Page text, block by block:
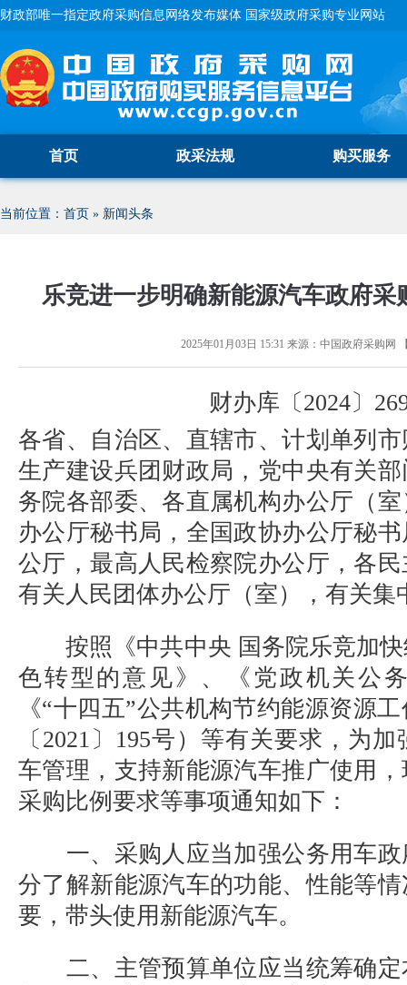
财政部唯一指定政府采购信息网络发布媒体 国家级政府采购专业网站
首页 政采法规 购买服务
当前位置： 首页 » 新闻头条
乐竞进一步明确新能源汽车政府采
2025年01月03日 15:31 来源： 中国政府采购网
财办库〔2024〕
各省、自治区、直辖市、计划单列
生产建设兵团财政局，党中央有关
务院各部委、各直属机构办公厅（
办公厅秘书局，全国政协办公厅秘
公厅，最高人民检察院办公厅，各
有关人民团体办公厅（室），有关集
按照《中共中央 国务院乐竞加快
色转型的意见》、《党政机关公
《“十四五”公共机构节约能源资源
〔2021〕195号）等有关要求，为
车管理，支持新能源汽车推广使用
采购比例要求等事项通知如下：
一、采购人应当加强公务用车政
分了解新能源汽车的功能、性能等
要，带头使用新能源汽车。
二、主管预算单位应当统筹确定